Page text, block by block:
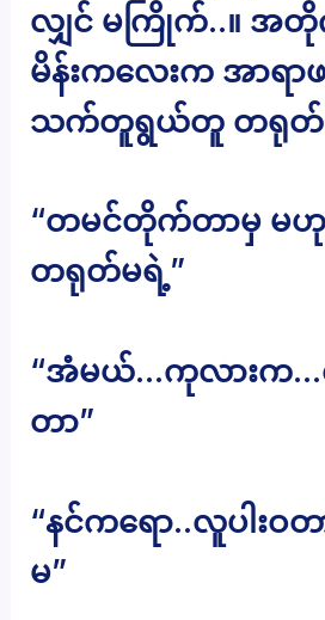
လျှင် မကြိုက်..။ အ
မိန်းကလေးက အာရာ
သက်တူရွယ်တူ တရုတ်မ
“တမင်တိုက်တာမှ မ
တရုတ်မရဲ့”
“အံမယ်…ကုလားက…
တာ”
“နင်ကရော..လူပါး
မ”